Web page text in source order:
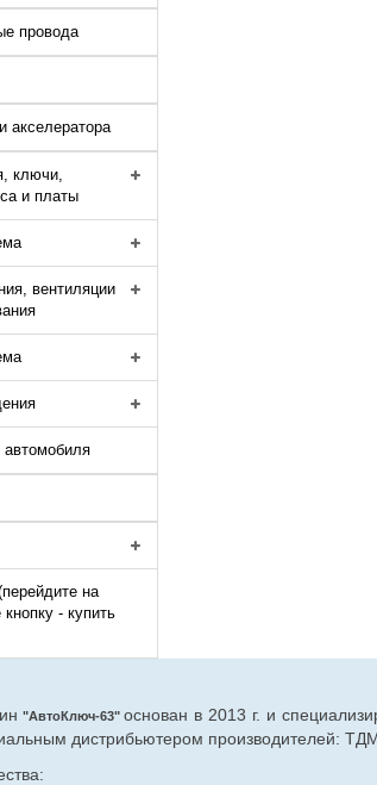
провода
акселератора
ключи,
и платы
вентиляции
на
- купить
"АвтоКлюч-63"основан в 2013 г. и
дистрибьютером производителей: